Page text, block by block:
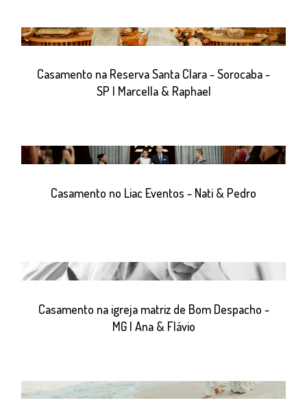
Casamento na Reserva Santa Clara - Sorocaba -
SP | Marcella & Raphael
Casamento no Liac Eventos - Nati & Pedro
Casamento na igreja matriz de Bom Despacho -
MG | Ana & Flávio